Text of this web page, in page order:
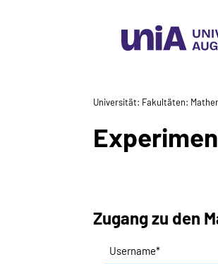
Universität Fakultäten
Zugang zu den
Username*